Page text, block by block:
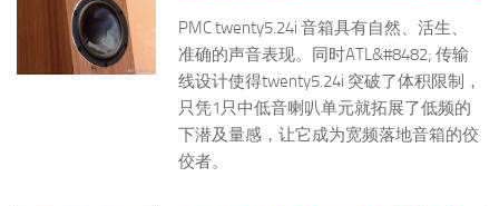
PMC twenty5.24i 音箱具有自然、活生、
准确的声音表现。同时ATL&#8482; 传输
线设计使得twenty5.24i 突破了体积限制，
只凭1只中低音喇叭单元就拓展了低频的
下潜及量感，让它成为宽频落地音箱的佼
佼者。